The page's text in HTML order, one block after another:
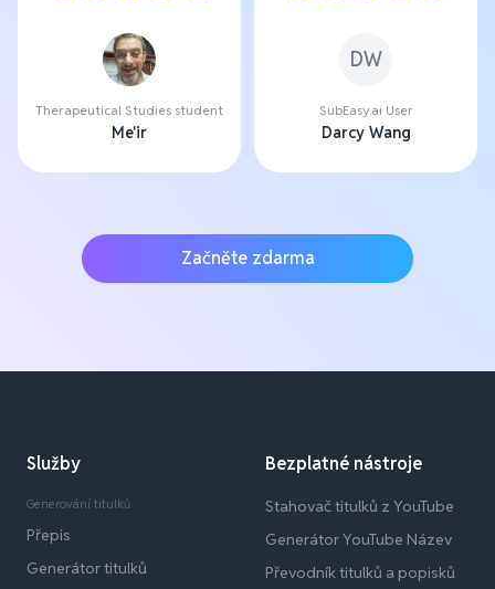
Therapeutical Studies student
Me'ir
DW
SubEasy.ai User
Darcy Wang
Začněte zdarma
Služby
Generování titulků
Přepis
Generátor titulků
Bezplatné nástroje
Stahovač titulků z YouTube
Generátor YouTube Název
Převodník titulků a popisků